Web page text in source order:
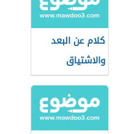
كلام عن البعد
والاشتياق